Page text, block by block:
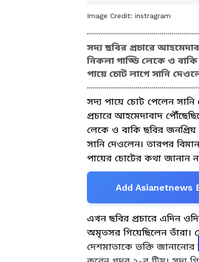
Image Credit: instragram
সদ্য ছবির প্রচারে
নিকলা গাড্ডি লেকে ও বাকি
পায়ে চোট লাগে সানি
সদ্য পায়ে চোট পেলেন সানি
প্রচারে আহমেদাবাদ
লেকে ও বাকি ছবির জনপ্রিয়
সানি দেওলেন। তারপর
পায়ের চোটের কথা জানান
Add Asianetnews
এখন ছবির প্রচারে এদিন
অমৃতসর গিয়েছিলেন তাঁরা।
দেশমাতাকে ভক্তি জানানোর